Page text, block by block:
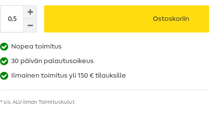
Ostoskoriin
Nopea toimitus
30 päivän palautusoikeus
Ilmainen toimitus yli 150 € tilauksille
* sis. ALV ilman Toimituskulut